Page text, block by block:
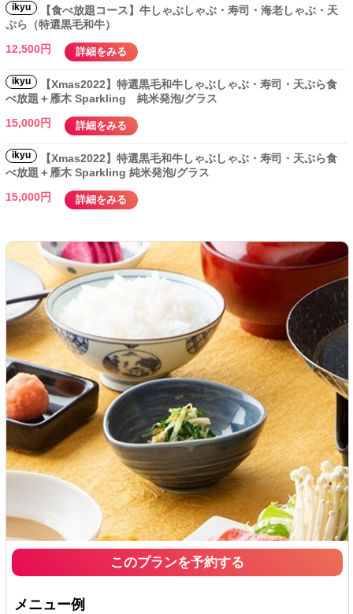
ikyu
【食べ放題コース】牛しゃぶしゃぶ・寿司・海老しゃぶ・天
ぷら（特選黒毛和牛）
12,500円
詳細をみる
ikyu
【Xmas2022】特選黒毛和牛しゃぶしゃぶ・寿司・天ぷら食
べ放題＋雁木 Sparkling 純米発泡/グラス
15,000円
詳細をみる
ikyu
【Xmas2022】特選黒毛和牛しゃぶしゃぶ・寿司・天ぷら食
べ放題＋雁木 Sparkling 純米発泡/グラス
15,000円
詳細をみる
このプランを予約する
メニュー例